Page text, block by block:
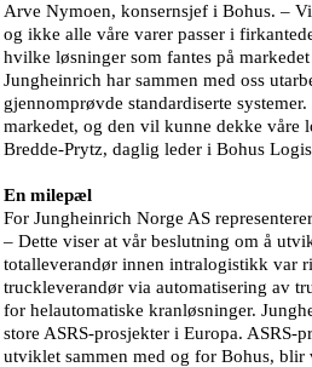
Arve Nymoen, konsernsjef i Bohus. –
og ikke alle våre varer passer i
hvilke løsninger som fantes på
Jungheinrich har sammen med oss
gjennomprøvde standardiserte
markedet, og den vil kunne dekke våre
Bredde-Prytz, daglig leder i Bohus
En milepæl
For Jungheinrich Norge AS
– Dette viser at vår beslutning om å
totalleverandør innen intralogistikk var
truckleverandør via automatisering av
for helautomatiske kranløsninger.
store ASRS-prosjekter i Europa. ASRS-
utviklet sammen med og for Bohus, blir